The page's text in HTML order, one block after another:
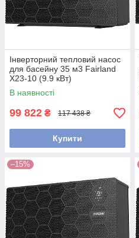
Інверторний тепловий насос
для басейну 35 м3 Fairland
X23-10 (9.9 кВт)
В наявності
99 822 ₴ 117 438 ₴
Купити
–15%